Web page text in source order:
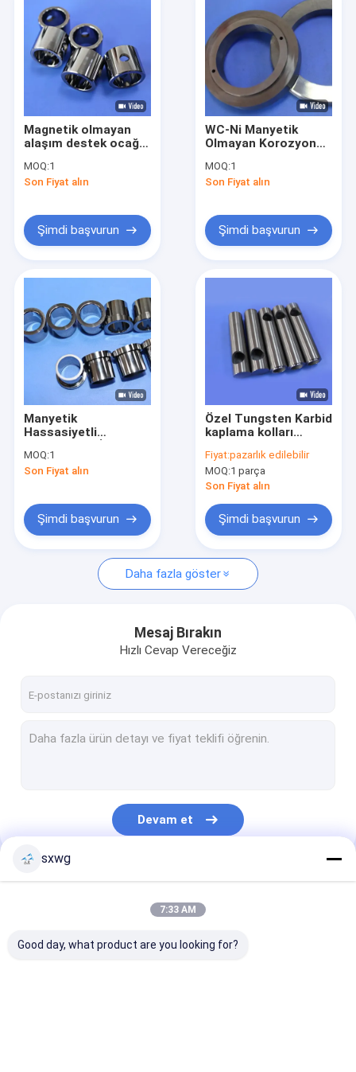
Ürün
Videolar
Bizim Hakkımızda
Fabrika turu
Kalite Kontrolü
Bizimle İletişim
Bir İndirim İste
Tungsten Karbür İşleme
Tungsten Karbür Punch
Tungsten Karbür Pimleri
Tungsten Karbür Düğme
Tungsten Karbür Bar
Tungsten Karpit Şeritleri
Magnetik olmayan
alaşım destek ocağı
direnci ve santrifüjler
ve pompalar için
MOQ:1
Son Fiyat alın
Şimdi başvurun
WC-Ni Manyetik
Olmayan Korozyona
Aşınma Direnci
Tungsten Karbür
MOQ:1
Son Fiyat alın
Şimdi başvurun
Manyetik
Hassasiyetli
±0.001mm OD
Toleranslı ve 89-92
Tungsten Karbür
Kovan
MOQ:1
Son Fiyat alın
Şimdi başvurun
Özel Tungsten Karbid
kaplama kolları
borusu
Fiyat:pazarlık edilebilir
MOQ:1 parça
Son Fiyat alın
Şimdi başvurun
Daha fazla göster
Mesaj Bırakın
Hızlı Cevap Vereceğiz
Devam et
Kategorilerimiz
sxwg
7:33 AM
Good day, what product are you looking for?